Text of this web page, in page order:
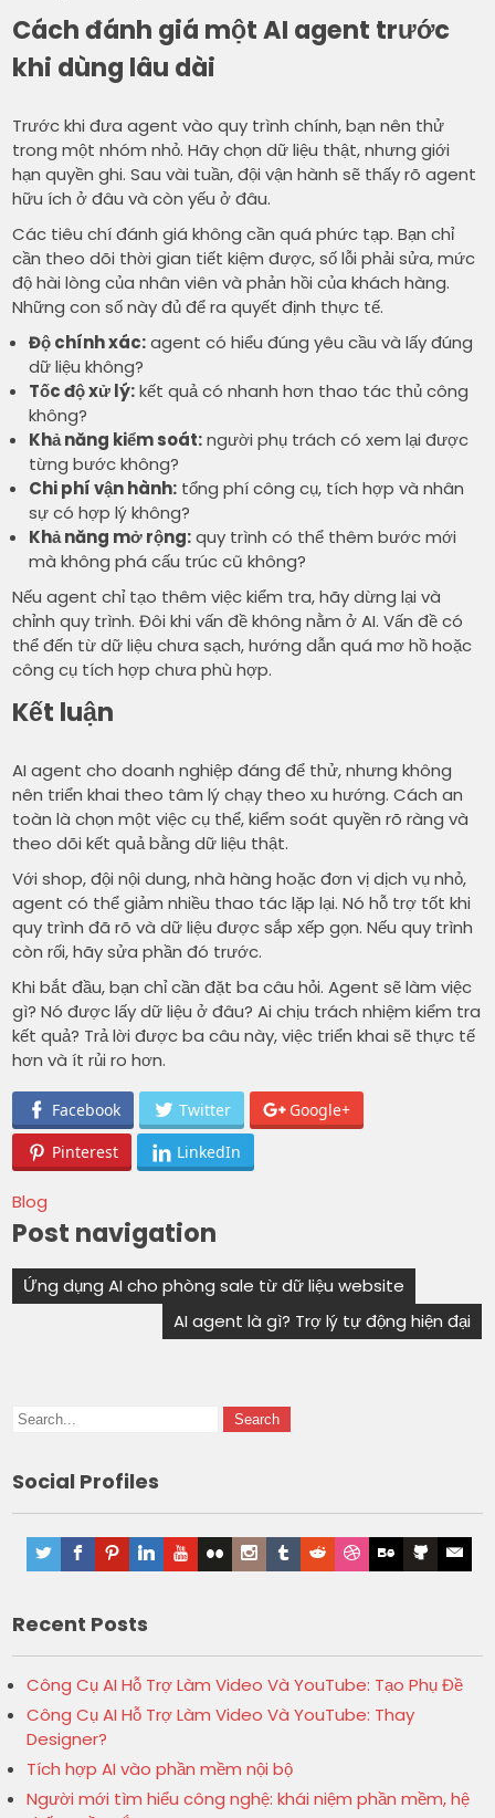
Cách đánh giá một AI agent trước
khi dùng lâu dài
Trước khi đưa agent vào quy trình chính, bạn nên thử
trong một nhóm nhỏ. Hãy chọn dữ liệu thật, nhưng giới
hạn quyền ghi. Sau vài tuần, đội vận hành sẽ thấy rõ agent
hữu ích ở đâu và còn yếu ở đâu.
Các tiêu chí đánh giá không cần quá phức tạp. Bạn chỉ
cần theo dõi thời gian tiết kiệm được, số lỗi phải sửa, mức
độ hài lòng của nhân viên và phản hồi của khách hàng.
Những con số này đủ để ra quyết định thực tế.
Độ chính xác:agent có hiểu đúng yêu cầu và lấy đúng
dữ liệu không?
Tốc độ xử lý:kết quả có nhanh hơn thao tác thủ công
không?
Khả năng kiểm soát:người phụ trách có xem lại được
từng bước không?
Chi phí vận hành: tổng phí công cụ, tích hợp và nhân
sự có hợp lý không?
Khả năng mở rộng:quy trình có thể thêm bước mới
mà không phá cấu trúc cũ không?
Nếu agent chỉ tạo thêm việc kiểm tra, hãy dừng lại và
chỉnh quy trình. Đôi khi vấn đề không nằm ở AI. Vấn đề có
thể đến từ dữ liệu chưa sạch, hướng dẫn quá mơ hồ hoặc
công cụ tích hợp chưa phù hợp.
Kết luận
AI agent cho doanh nghiệp đáng để thử, nhưng không
nên triển khai theo tâm lý chạy theo xu hướng. Cách an
toàn là chọn một việc cụ thể, kiểm soát quyền rõ ràng và
theo dõi kết quả bằng dữ liệu thật.
Với shop, đội nội dung, nhà hàng hoặc đơn vị dịch vụ nhỏ,
agent có thể giảm nhiều thao tác lặp lại. Nó hỗ trợ tốt khi
quy trình đã rõ và dữ liệu được sắp xếp gọn. Nếu quy trình
còn rối, hãy sửa phần đó trước.
Khi bắt đầu, bạn chỉ cần đặt ba câu hỏi. Agent sẽ làm việc
gì? Nó được lấy dữ liệu ở đâu? Ai chịu trách nhiệm kiểm tra
kết quả? Trả lời được ba câu này, việc triển khai sẽ thực tế
hơn và ít rủi ro hơn.
Facebook Twitter Google+
Pinterest LinkedIn
Blog
Post navigation
Ứng dụng AI cho phòng sale từ dữ liệu website
AI agent là gì? Trợ lý tự động hiện đại
Social Profiles
Recent Posts
Công Cụ AI Hỗ Trợ Làm Video Và YouTube: Tạo Phụ Đề
Công Cụ AI Hỗ Trợ Làm Video Và YouTube: Thay
Designer?
Tích hợp AI vào phần mềm nội bộ
Người mới tìm hiểu công nghệ: khái niệm phần mềm, hệ